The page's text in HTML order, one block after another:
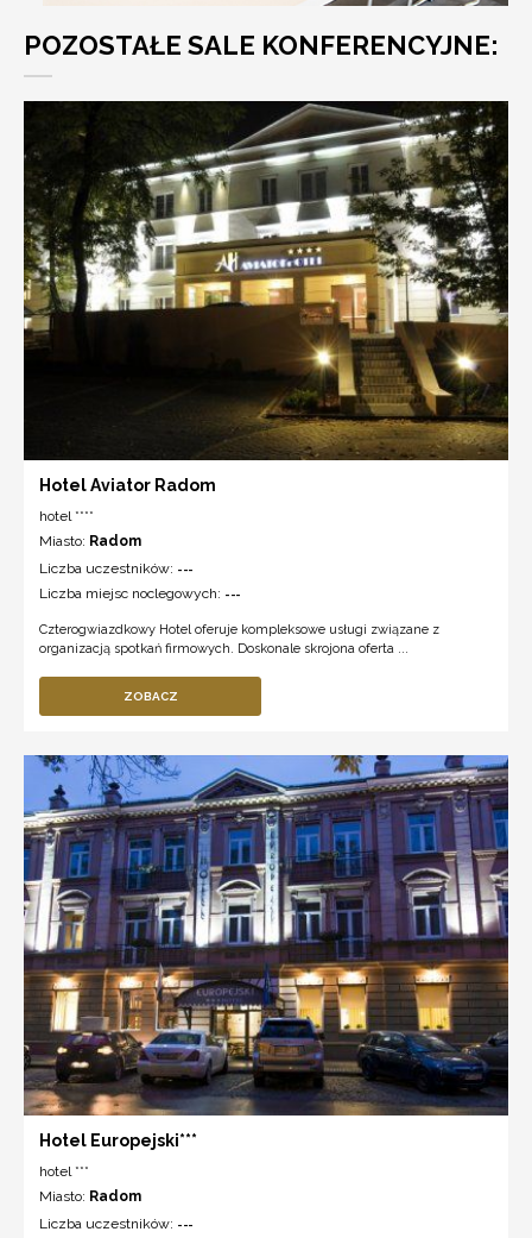
POZOSTAŁE SALE KONFERENCYJNE:
Hotel Aviator Radom
hotel ****
Miasto: Radom
Liczba uczestników: ---
Liczba miejsc noclegowych: ---
Czterogwiazdkowy Hotel oferuje kompleksowe usługi związane z
organizacją spotkań firmowych. Doskonale skrojona oferta ...
ZOBACZ
Hotel Europejski***
hotel ***
Miasto: Radom
Liczba uczestników: ---